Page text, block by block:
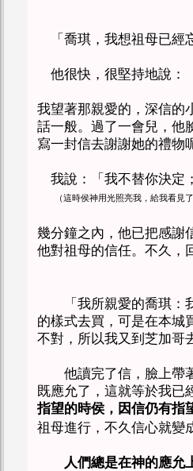
「喬琪，我想祖母已
他很快，很堅持地說：
我望著那親愛的，深信的
話一般。過了一會兒，他
寫一封信去謝謝她的禮物
我說：「我不替你決定
（這時侯神用光照亮我，給我看見了
幾分鐘之內，他已把感謝
他對祖母的信任。不久，
「我所親愛的喬琪：
的樣式去買，可是在本城
不對，所以我又到芝加哥
他讀完了信，臉上帶著
既應允了，這就等於我已
指望的時侯，因信仍有指
祖母進行，不久信心就變
人們總是在神的應允